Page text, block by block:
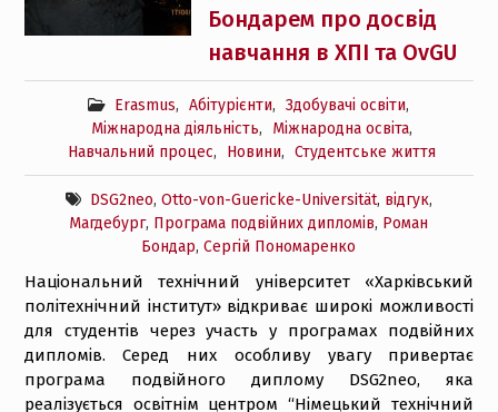
Бондарем про досвід
навчання в ХПІ та OvGU
Erasmus, Абітурієнти, Здобувачі освіти,
Міжнародна діяльність, Міжнародна освіта,
Навчальний процес, Новини, Студентське життя
DSG2neo, Otto-von-Guericke-Universität, відгук,
Магдебург, Програма подвійних дипломів, Роман
Бондар,Сергій Пономаренко
Національний технічний університет «Харківський
політехнічний інститут» відкриває широкі можливості
для студентів через участь у програмах подвійних
дипломів. Серед них особливу увагу привертає
програма подвійного диплому DSG2neo, яка
реалізується освітнім центром “Німецький технічний